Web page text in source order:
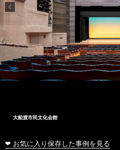
大船渡市民文化会館
❤ お気に入り保存した事例を見る